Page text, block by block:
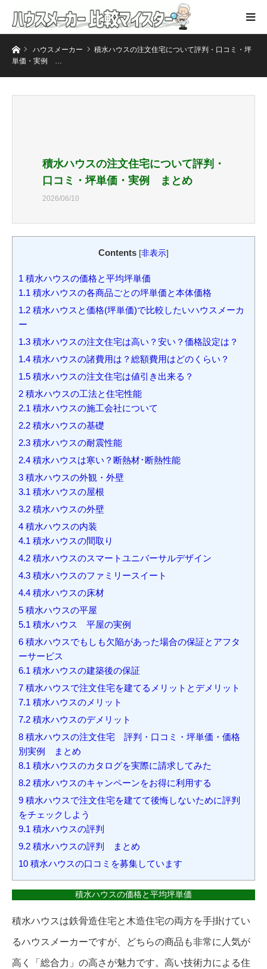
ホームハウスメーカー
積水ハウスの注文住宅について評判・口コミ・坪
単価・実例 …
積水ハウスの注文住宅について評判・
口コミ・坪単価・実例 まとめ
2026/06/10
Contents [非表示]
1 積水ハウスの価格と平均坪単価
1.1 積水ハウスの各商品ごとの坪単価と本体価格
1.2 積水ハウスと価格(坪単価)で比較したいハウスメーカ
ー
1.3 積水ハウスの注文住宅は高い？安い？価格設定は？
1.4 積水ハウスの諸費用は？総額費用はどのくらい？
1.5 積水ハウスの注文住宅は値引き出来る？
2 積水ハウスの工法と住宅性能
2.1 積水ハウスの施工会社について
2.2 積水ハウスの基礎
2.3 積水ハウスの耐震性能
2.4 積水ハウスは寒い？断熱材･断熱性能
3 積水ハウスの外観・外壁
3.1 積水ハウスの屋根
3.2 積水ハウスの外壁
4 積水ハウスの内装
4.1 積水ハウスの間取り
4.2 積水ハウスのスマートユニバーサルデザイン
4.3 積水ハウスのファミリースイート
4.4 積水ハウスの床材
5 積水ハウスの平屋
5.1 積水ハウス 平屋の実例
6 積水ハウスでもしも欠陥があった場合の保証とアフタ
ーサービス
6.1 積水ハウスの建築後の保証
7 積水ハウスで注文住宅を建てるメリットとデメリット
7.1 積水ハウスのメリット
7.2 積水ハウスのデメリット
8 積水ハウスの注文住宅 評判・口コミ・坪単価・価格
別実例 まとめ
8.1 積水ハウスのカタログを実際に請求してみた
8.2 積水ハウスのキャンペーンをお得に利用する
9 積水ハウスで注文住宅を建てて後悔しないために評判
をチェックしよう
9.1 積水ハウスの評判
9.2 積水ハウスの評判 まとめ
10 積水ハウスの口コミを募集しています
積水ハウスの価格と平均坪単価
積水ハウスは鉄骨造住宅と木造住宅の両方を手掛けてい
るハウスメーカーですが、どちらの商品も非常に人気が
高く「総合力」の高さが魅力です。高い技術力による住